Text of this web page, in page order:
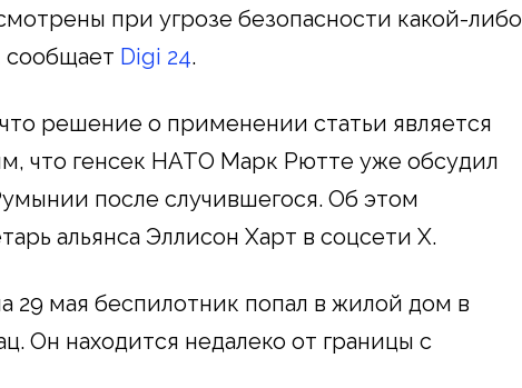
при угрозе безопасности какой-либо
сообщает Digi 24.
решение о применении статьи является
что генсек НАТО Марк Рютте уже обсудил
после случившегося. Об этом
альянса Эллисон Харт в соцсети Х.
29 мая беспилотник попал в жилой дом в
Он находится недалеко от границы с